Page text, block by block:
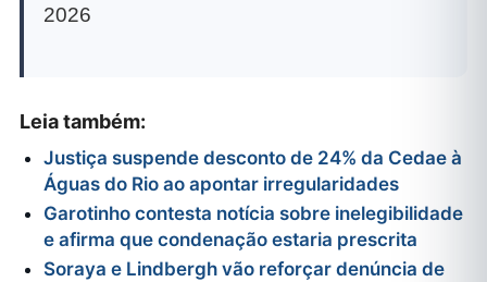
2026
Leia também:
Justiça suspende desconto de 24% da Cedae à
Águas do Rio ao apontar irregularidades
Garotinho contesta notícia sobre inelegibilidade
e afirma que condenação estaria prescrita
Soraya e Lindbergh vão reforçar denúncia de